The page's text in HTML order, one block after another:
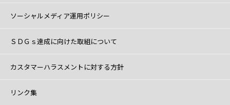
ソーシャルメディア運用ポリシー
ＳＤＧｓ達成に向けた取組について
カスタマーハラスメントに対する方針
リンク集